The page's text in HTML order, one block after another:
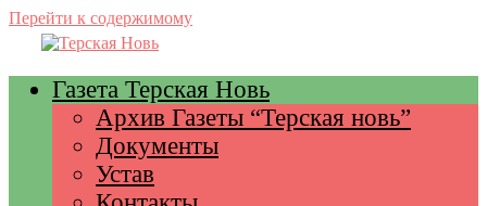
Перейти к содержимому
Газета Терская Новь
Архив Газеты “Терская новь”
Документы
Устав